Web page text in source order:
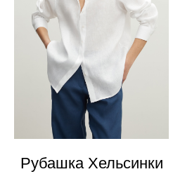
Рубашка Хельсинки